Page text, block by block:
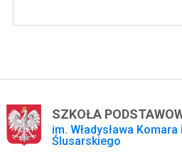
SZKOŁA
im. Władysława
Ślusarskiego